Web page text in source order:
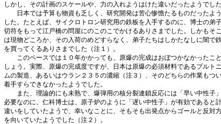
しかし、その計画のスケールや、力の入れようはけた違いだったようでし
日本では予算も物資も乏しく、研究開発は苦心惨憺たるものだったよ
した。たとえば、サイクロトロン研究用の鉄板を入手するのに、博士の弟
切符をもって江戸橋の問屋にのこのこでかけるありさまでした。しかもそ
は現物どころか、その入荷のめどすらなく、弟子たちはしかたなしに闇で
を買ってくるありさまでした（注１）。
このペースでは１０年かかっても、原爆の完成はおぼつかなかったこ
しょう。実際、原爆の完成度ですが、日本は原爆の必須材料であるプルト
ムの製造、あるいはウラン２３５の濃縮（注３）、そのどちらの作業もつ
着手すらできなかったようでした。
また、理論的にも未熟で、爆弾用の核分裂連鎖反応には「早い中性子
必要なのに、仁科博士は、原子炉のように「遅い中性子」が有効であると
違いをしていたようで、幸いなことに、そもそも出発点からゴールと反対
を向いていたようでした（注２）。